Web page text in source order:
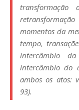
momentos da
tempo,
intercâmbio
intercâmbio do
ambos os atos:
93).